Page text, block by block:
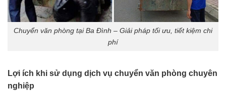
Chuyển văn phòng tại Ba Đình – Giải pháp tối ưu, tiết kiệm chi
phí
Lợi ích khi sử dụng dịch vụ chuyển văn phòng chuyên
nghiệp